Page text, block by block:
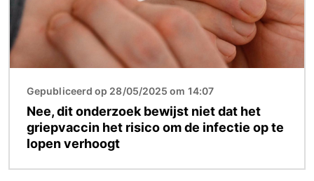
Gepubliceerd op 28/05/2025 om 14:07
Nee, dit onderzoek bewijst niet dat het
griepvaccin het risico om de infectie op te
lopen verhoogt